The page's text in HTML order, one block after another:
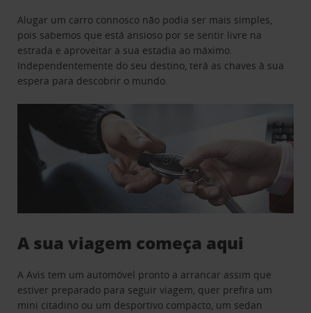
Alugar um carro connosco não podia ser mais simples,
pois sabemos que está ansioso por se sentir livre na
estrada e aproveitar a sua estadia ao máximo.
Independentemente do seu destino, terá as chaves à sua
espera para descobrir o mundo.
A sua viagem começa aqui
A Avis tem um automóvel pronto a arrancar assim que
estiver preparado para seguir viagem, quer prefira um
mini citadino ou um desportivo compacto, um sedan